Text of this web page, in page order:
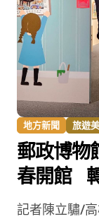
地方新聞 旅遊
郵政博物
春開館
送出董事
記者陳立驌/